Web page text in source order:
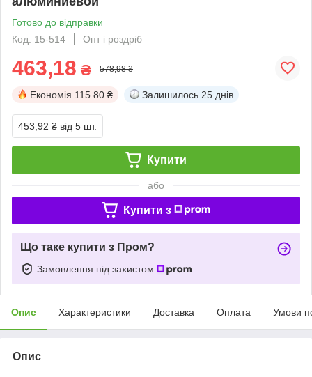
Готово до відправки
Код: 15-514
Опт і роздріб
463,18 ₴ 578,98 ₴
Економія 115.80 ₴ Залишилось 25 днів
453,92 ₴ від 5 шт.
Купити
або
Купити з
Що таке купити з Пром?
Замовлення під захистом
Опис Характеристики Доставка Оплата Умови
Опис